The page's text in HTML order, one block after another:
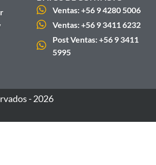
Ventas: +56 9 4280 5006
Ventas: +56 9 3411 6232
Post Ventas: +56 9 3411
5995
- 2026